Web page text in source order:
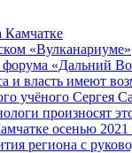
Камчатке
«Вулканариуме»
«Дальний
и власть имеют
учёного Сергея
произносят
осенью 2021
региона с